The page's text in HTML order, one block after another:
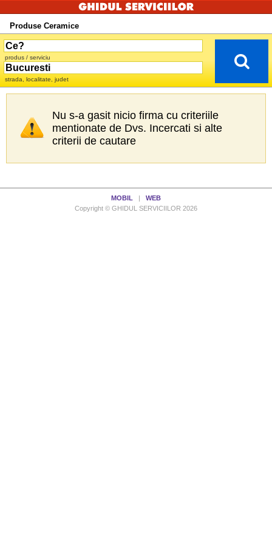
Produse Ceramice
produs / serviciu
strada, localitate, judet
Nu s-a gasit nicio firma cu criteriile
mentionate de Dvs. Incercati si alte
criterii de cautare
MOBIL
WEB
Copyright © GHIDUL SERVICIILOR 2026